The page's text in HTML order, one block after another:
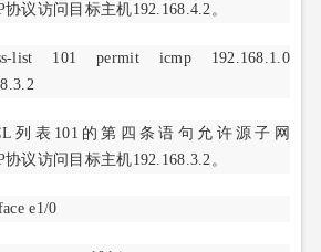
议访问目标主机192.168.4.2。
list 101 permit icmp 192.168.1.0
列表101的第四条语句允许源子网
议访问目标主机192.168.3.2。
e1/0